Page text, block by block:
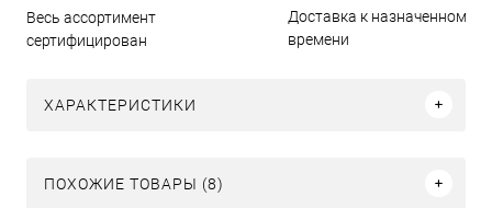
Весь ассортимент
сертифицирован
Доставка к назначенному
времени
ХАРАКТЕРИСТИКИ
ПОХОЖИЕ ТОВАРЫ (8)